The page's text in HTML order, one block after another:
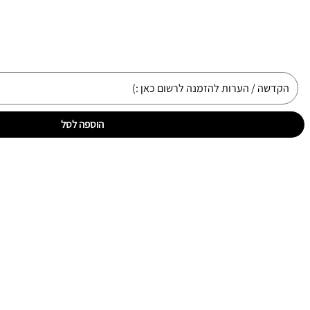
הוספה לסל